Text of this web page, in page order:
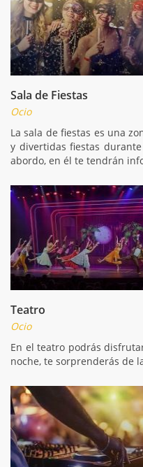
Sala de Fiestas
Ocio
La sala de fiestas es una
y divertidas fiestas
abordo, en él te tendrán
Teatro
Ocio
En el teatro podrás
noche, te sorprenderás de